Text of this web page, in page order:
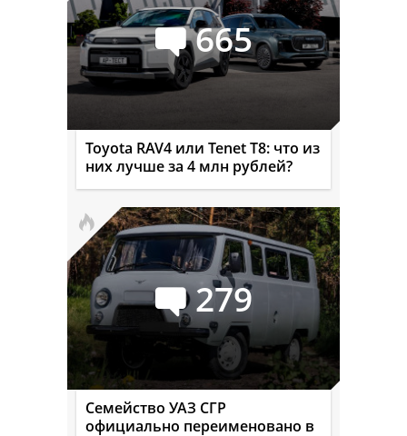
665
Toyota RAV4 или Tenet T8: что из
них лучше за 4 млн рублей?
279
Семейство УАЗ СГР
официально переименовано в